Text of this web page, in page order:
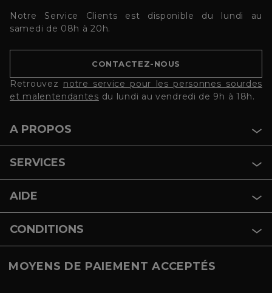
Notre Service Clients est disponible du lundi au
samedi de 08h à 20h.
CONTACTEZ-NOUS
Retrouvez notre service pour les personnes sourdes
et malentendantes du lundi au vendredi de 9h à 18h.
A PROPOS
SERVICES
AIDE
CONDITIONS
MOYENS DE PAIEMENT ACCEPTÉS